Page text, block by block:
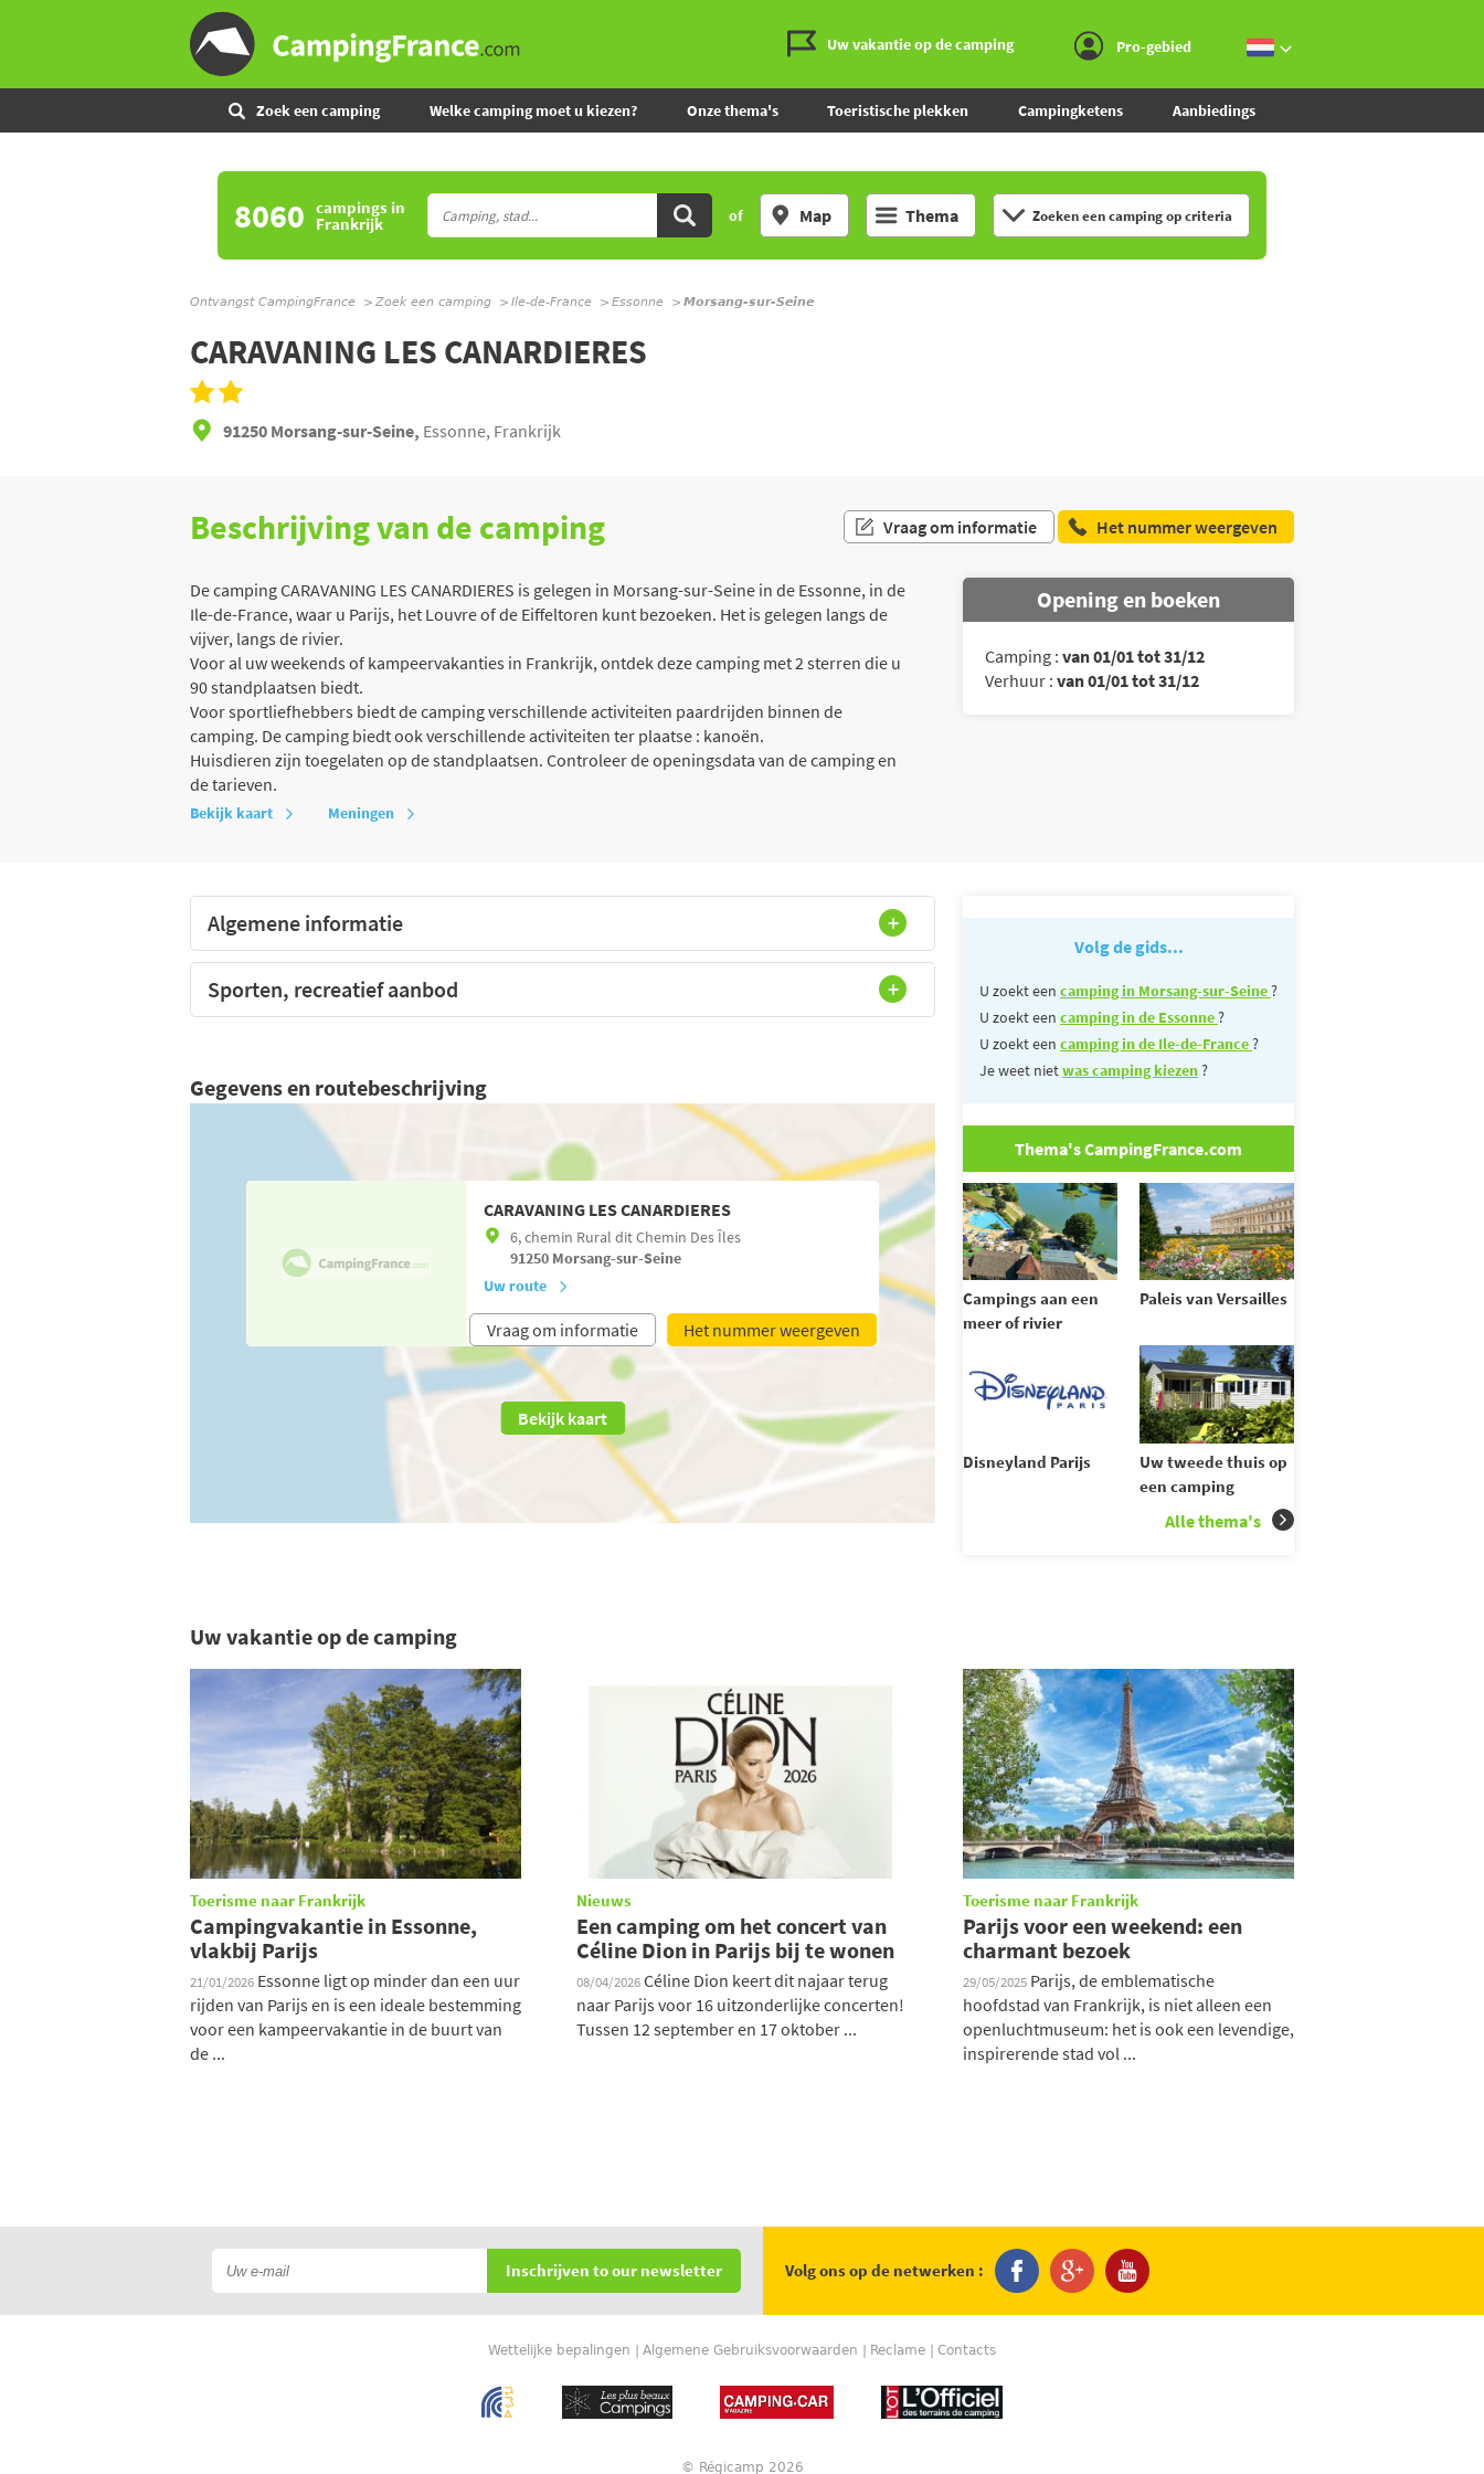
Uw vakantie op de camping Pro-gebied
Zoek een camping Welke camping moet u kiezen? Onze thema's Toeristische plekken Campingketens Aanbiedings
8060 campingsin
Frankrijk of Map Thema Zoeken een camping op criteria
Ontvangst CampingFrance Zoek een camping Ile-de-France Essonne Morsang-sur-Seine
CARAVANING LES CANARDIERES
91250 Morsang-sur-Seine, Essonne, Frankrijk
Beschrijving van de camping Vraag om informatie Het nummer weergeven
De camping CARAVANING LES CANARDIERES is gelegen in Morsang-sur-Seine in de Essonne, in de
Ile-de-France, waar u Parijs, het Louvre of de Eiffeltoren kunt bezoeken. Het is gelegen langs de
vijver, langs de rivier.
Voor al uw weekends of kampeervakanties in Frankrijk, ontdek deze camping met 2 sterren die u
90 standplaatsen biedt.
Voor sportliefhebbers biedt de camping verschillende activiteiten paardrijden binnen de
camping. De camping biedt ook verschillende activiteiten ter plaatse : kanoën.
Huisdieren zijn toegelaten op de standplaatsen. Controleer de openingsdata van de camping en
de tarieven.
Opening en boeken
Camping : van 01/01 tot 31/12
Verhuur : van 01/01 tot 31/12
Bekijk kaart Meningen
Algemene informatie
Sporten, recreatief aanbod
Gegevens en routebeschrijving
CARAVANING LES CANARDIERES
6, chemin Rural dit Chemin Des Îles
91250 Morsang-sur-Seine
Uw route
Vraag om informatie Het nummer weergeven
Bekijk kaart
Volg de gids...
U zoekt een camping in Morsang-sur-Seine?
U zoekt een camping in de Essonne?
U zoekt een camping in de Ile-de-France?
Je weet nietwas camping kiezen?
Thema's CampingFrance.com
Campings aan een
meer of rivier
Paleis van Versailles
Disneyland Parijs
Uw tweede thuis op
een camping
Alle thema's
Uw vakantie op de camping
Toerisme naar Frankrijk
Campingvakantie in Essonne,
vlakbij Parijs
21/01/2026 Essonne ligt op minder dan een uur
rijden van Parijs en is een ideale bestemming
voor een kampeervakantie in de buurt van
de ...
Nieuws
Een camping om het concert van
Céline Dion in Parijs bij te wonen
08/04/2026Céline Dion keert dit najaar terug
naar Parijs voor 16 uitzonderlijke concerten!
Tussen 12 september en 17 oktober ...
Toerisme naar Frankrijk
Parijs voor een weekend: een
charmant bezoek
29/05/2025 Parijs, de emblematische
hoofdstad van Frankrijk, is niet alleen een
openluchtmuseum: het is ook een levendige,
inspirerende stad vol ...
Inschrijven to our newsletter Volg ons op de netwerken :
Wettelijke bepalingen Algemene Gebruiksvoorwaarden Reclame Contacts
© Régicamp 2026